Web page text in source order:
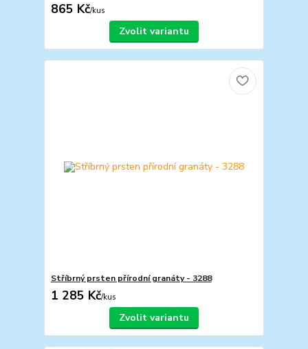
865 Kč/kus
Zvolit variantu
Stříbrný prsten přírodní granáty - 3288
1 285 Kč/kus
Zvolit variantu